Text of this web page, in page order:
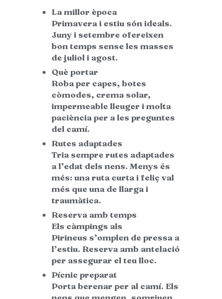
La millor època
Primavera i estiu són ideals.
Juny i setembre ofereixen
bon temps sense les masses
de juliol i agost.
Què portar
Roba per capes, botes
còmodes, crema solar,
impermeable lleuger i molta
paciència per a les preguntes
del camí.
Rutes adaptades
Tria sempre rutes adaptades
a l’edat dels nens. Menys és
més: una ruta curta i feliç val
més que una de llarga i
traumàtica.
Reserva amb temps
Els càmpings als
Pirineus s’omplen de pressa a
l’estiu. Reserva amb antelació
per assegurar el teu lloc.
Pícnic preparat
Porta berenar per al camí. Els